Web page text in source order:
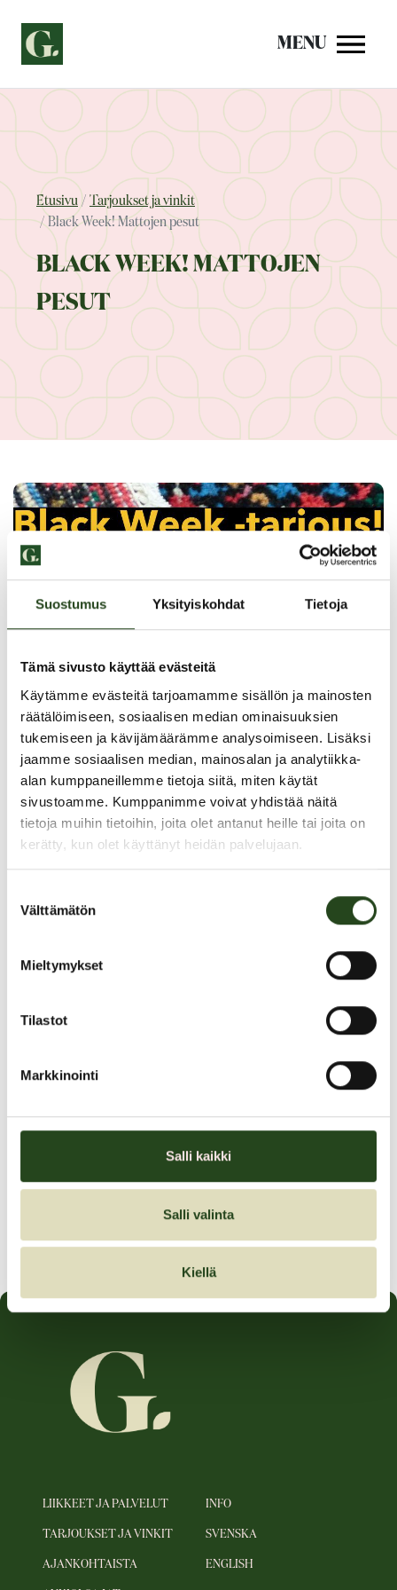
Suostumus Yksityiskohdat Tietoja
Tämä sivusto käyttää evästeitä
Käytämme evästeitä tarjoamamme sisällön ja mainosten
räätälöimiseen, sosiaalisen median ominaisuuksien
tukemiseen ja kävijämäärämme analysoimiseen. Lisäksi
jaamme sosiaalisen median, mainosalan ja analytiikka-
alan kumppaneillemme tietoja siitä, miten käytät
sivustoamme. Kumppanimme voivat yhdistää näitä
tietoja muihin tietoihin, joita olet antanut heille tai joita on
kerätty, kun olet käyttänyt heidän palvelujaan.
valinta
Välttämätön
Mieltymykset
Tilastot
Markkinointi
Salli kaikki
Salli valinta
Kiellä
sisältöön
MENU
Etusivu
Tarjoukset ja vinkit
Black Week! Mattojen pesut
BLACK WEEK! MATTOJEN
PESUT
PAHOITTELUT, TARJOUS EI OLE ENÄÄ VOIMASSA
Tarjous on voimassa 24.-29.11.2025.
LIIKKEET JA PALVELUT
TARJOUKSET JA VINKIT
AJANKOHTAISTA
INFO
SVENSKA
ENGLISH